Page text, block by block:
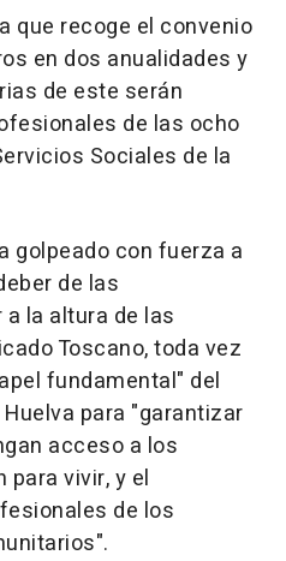
que recoge el convenio
en dos anualidades y
de este serán
de las ocho
Sociales de la
golpeado con fuerza a
de las
la altura de las
Toscano, toda vez
fundamental" del
para "garantizar
acceso a los
vivir, y el
de los